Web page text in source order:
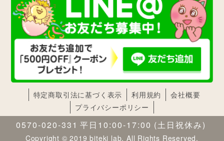
特定商取引法に基づく表示 利用規約
会社概要
プライバシーポリシー
0570-020-331 平日10:00-17:00 (土日祝休み)
Copyright © 2019 biteki lab. All Rights Reserved.